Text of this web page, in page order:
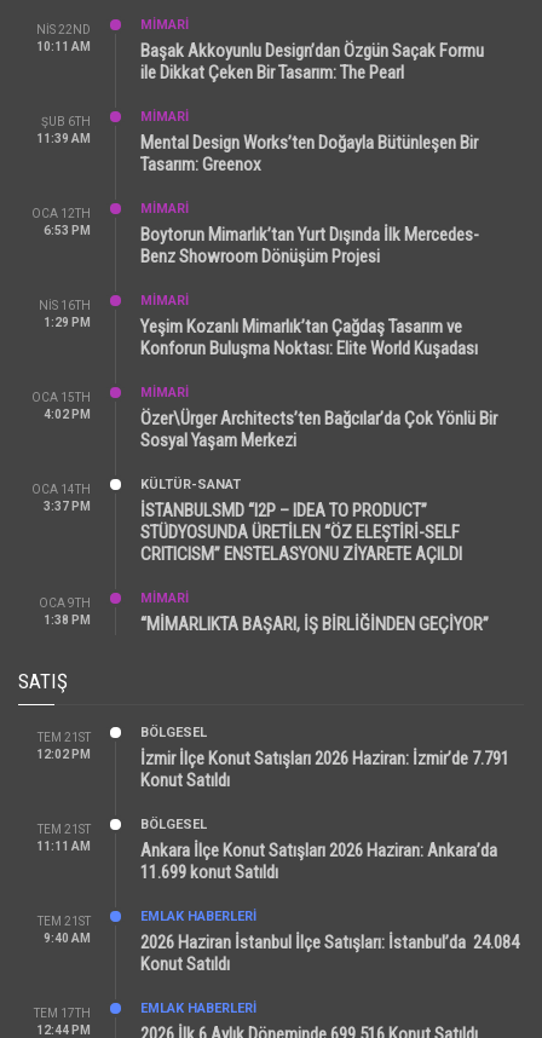
NIS 22ND
10:11 AM
MİMARİ
Başak Akkoyunlu Design’dan Özgün Saçak Formu
ile Dikkat Çeken Bir Tasarım: The Pearl
ŞUB 6TH
11:39 AM
MİMARİ
Mental Design Works’ten Doğayla Bütünleşen Bir
Tasarım: Greenox
OCA 12TH
6:53 PM
MİMARİ
Boytorun Mimarlık’tan Yurt Dışında İlk Mercedes-
Benz Showroom Dönüşüm Projesi
NIS 16TH
1:29 PM
MİMARİ
Yeşim Kozanlı Mimarlık’tan Çağdaş Tasarım ve
Konforun Buluşma Noktası: Elite World Kuşadası
OCA 15TH
4:02 PM
MİMARİ
Özer\Ürger Architects’ten Bağcılar’da Çok Yönlü Bir
Sosyal Yaşam Merkezi
OCA 14TH
3:37 PM
KÜLTÜR-SANAT
İSTANBULSMD “I2P – IDEA TO PRODUCT”
STÜDYOSUNDA ÜRETİLEN “ÖZ ELEŞTİRİ-SELF
CRITICISM” ENSTELASYONU ZİYARETE AÇILDI
OCA 9TH
1:38 PM
MİMARİ
“MİMARLIKTA BAŞARI, İŞ BİRLİĞİNDEN GEÇİYOR”
SATIŞ
TEM 21ST
12:02 PM
BÖLGESEL
İzmir İlçe Konut Satışları 2026 Haziran: İzmir’de 7.791
Konut Satıldı
TEM 21ST
11:11 AM
BÖLGESEL
Ankara İlçe Konut Satışları 2026 Haziran: Ankara’da
11.699 konut Satıldı
TEM 21ST
9:40 AM
EMLAK HABERLERI
2026 Haziran İstanbul İlçe Satışları: İstanbul’da 24.084
Konut Satıldı
TEM 17TH
12:44 PM
EMLAK HABERLERI